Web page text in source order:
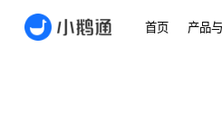
首页